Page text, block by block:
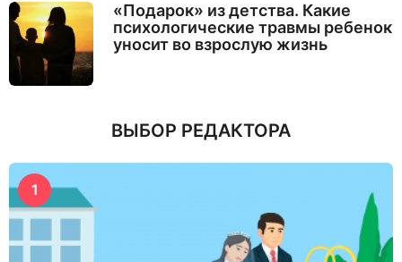
«Подарок» из детства. Какие
психологические травмы ребенок
уносит во взрослую жизнь
ВЫБОР РЕДАКТОРА
1